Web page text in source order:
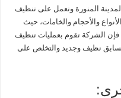
المنورة وتعمل على تنظيف
والأحجام والخامات، حيث
الشركة تقوم بعمليات تنظيف
نظيف وجديد والتخلص على